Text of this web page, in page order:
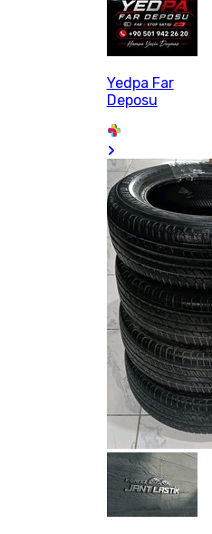
Yedpa Far
Deposu